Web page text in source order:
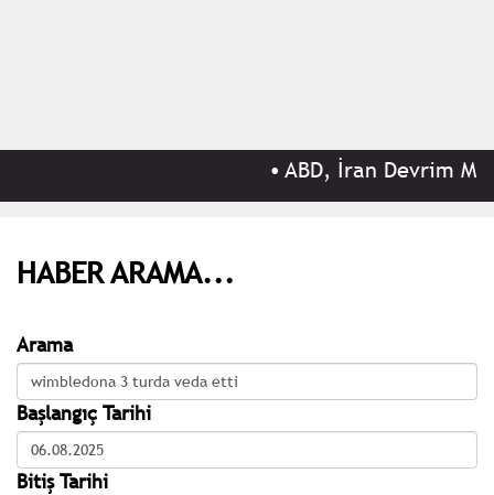
•ABD, İran Devrim
HABER ARAMA...
Arama
Başlangıç Tarihi
Bitiş Tarihi